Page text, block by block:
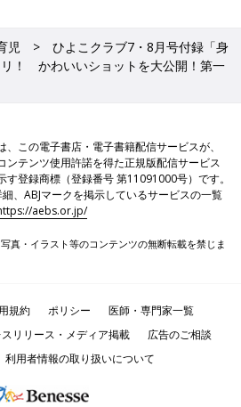
児
ひよこクラブ7・8月号付録「身
！ かわいいショットを大公開！第一
、この電子書店・電子書籍配信サービスが、
ンテンツ使用許諾を得た正規版配信サービス
す登録商標（登録番号 第11091000号）です。
細、ABJマークを掲示しているサービスの一覧
aebs.or.jp/
真・イラスト等のコンテンツの無断転載を禁じま
規約 ポリシー
医師・専門家一覧
リリース・メディア掲載
広告のご相談
利用者情報の取り扱いについて